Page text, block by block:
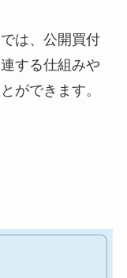
は、公開買付
する仕組みや
ができます。